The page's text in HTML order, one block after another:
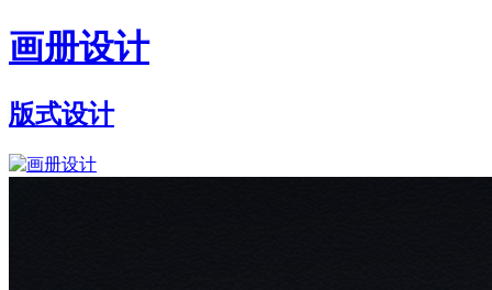
画册设计
版式设计